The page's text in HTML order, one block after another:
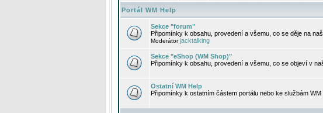
Portál WM Help
Sekce "forum"
Připomínky k obsahu, provedení a všemu, co se děje na
Moderátorjacktalking
Sekce "eShop (WM Shop)"
Připomínky k obsahu, provedení a všemu, co se objeví v
Ostatní WM Help
Připomínky k ostatním částem portálu nebo ke službám WM